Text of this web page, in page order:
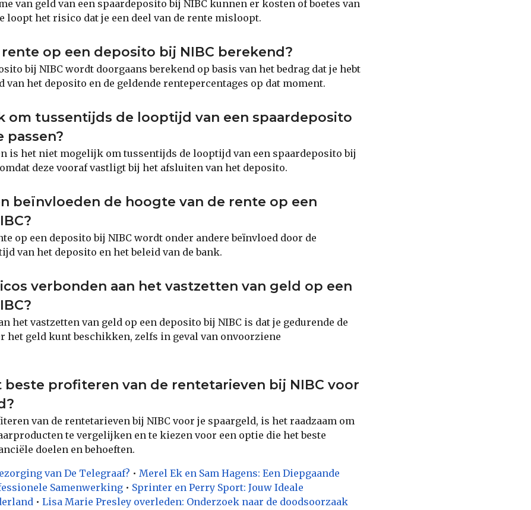
van geld van een spaardeposito bij NIBC kunnen er kosten of boetes van
loopt het risico dat je een deel van de rente misloopt.
op een deposito bij NIBC berekend?
bij NIBC wordt doorgaans berekend op basis van het bedrag dat je hebt
van het deposito en de geldende rentepercentages op dat moment.
om tussentijds de looptijd van een spaardeposito
passen?
is het niet mogelijk om tussentijds de looptijd van een spaardeposito bij
omdat deze vooraf vastligt bij het afsluiten van het deposito.
beïnvloeden de hoogte van de rente op een
op een deposito bij NIBC wordt onder andere beïnvloed door de
van het deposito en het beleid van de bank.
verbonden aan het vastzetten van geld op een
het vastzetten van geld op een deposito bij NIBC is dat je gedurende de
geld kunt beschikken, zelfs in geval van onvoorziene
beste profiteren van de rentetarieven bij NIBC voor
van de rentetarieven bij NIBC voor je spaargeld, is het raadzaam om
te vergelijken en te kiezen voor een optie die het beste
doelen en behoeften.
van De Telegraaf? • Merel Ek en Sam Hagens: Een Diepgaande
Samenwerking • Sprinter en Perry Sport: Jouw Ideale
• Lisa Marie Presley overleden: Onderzoek naar de doodsoorzaak